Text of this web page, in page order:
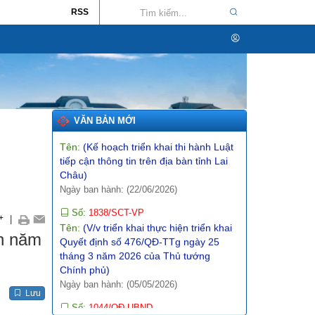
RSS
năm
Lưu
VĂN BẢN MỚI
Ngày ban hành: (09/05/2026)
Tên:(Nghị định quy định chi tiết một số
Ngày ban hành: (19/05/2026)
Số:4869/KH-UBND
Tên:(Kế hoạch triển khai thi hành Luật
tiếp cận thông tin trên địa bàn tỉnh Lai
Châu)
Ngày ban hành: (22/06/2026)
Tên:(V/v triển khai thực hiện triển khai
Quyết định số 476/QĐ-TTg ngày 25
tháng 3 năm 2026 của Thủ tướng
Chính phủ)
Ngày ban hành: (05/05/2026)
Tên:(Quyết định ban hành Khung kiến